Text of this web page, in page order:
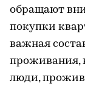
обращают
покупки
важная
проживания,
люди,